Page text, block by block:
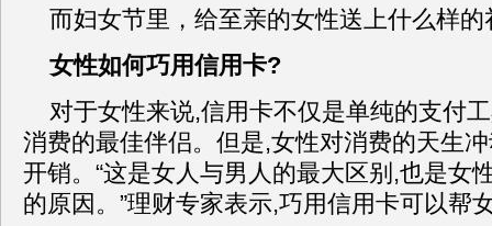
而妇女节里，给至亲的女性送上什么样
女性如何巧用信用卡?
对于女性来说,信用卡不仅是单纯的支付
消费的最佳伴侣。但是,女性对消费的天生
开销。“这是女人与男人的最大区别,也是女
的原因。”理财专家表示,巧用信用卡可以帮